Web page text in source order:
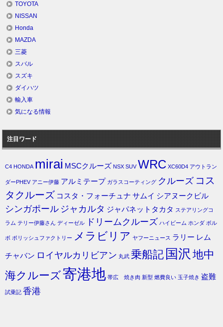
TOYOTA
NISSAN
Honda
MAZDA
三菱
スバル
スズキ
ダイハツ
輸入車
気になる情報
注目ワード
C4 HONDA mirai MSCクルーズ NSX SUV WRC XC60D4 アウトラン
ダーPHEV アニー伊藤 アルミテープ ガラスコーティング クルーズ コス
タクルーズ コスタ・フォーチュナ サムイ シアヌークビル
シンガポール ジャカルタ ジャパネットタカタ ステアリングコ
ラム テリー伊藤さん ディーゼル ドリームクルーズ ハイビーム ホンダ ボル
ボ ポリッシュファクトリー メラビリア ヤフーニュース ラリー レム
チャバン ロイヤルカリビアン 丸武 乗船記 国沢 地中
海クルーズ寄港地 帯広 焼き肉 新型 燃費良い 玉子焼き 盗難
試乗記 香港